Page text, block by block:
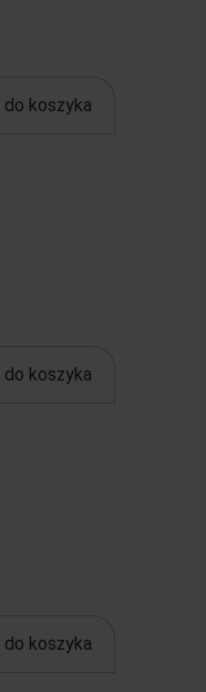
do koszyka
do koszyka
do koszyka